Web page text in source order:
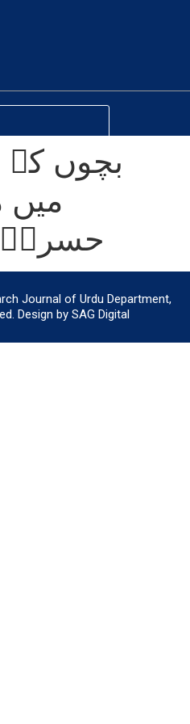
بچوں کے
حسرتؔ
Journal of Urdu Department,
Design by SAG Digital